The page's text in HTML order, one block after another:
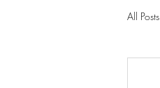
All Posts